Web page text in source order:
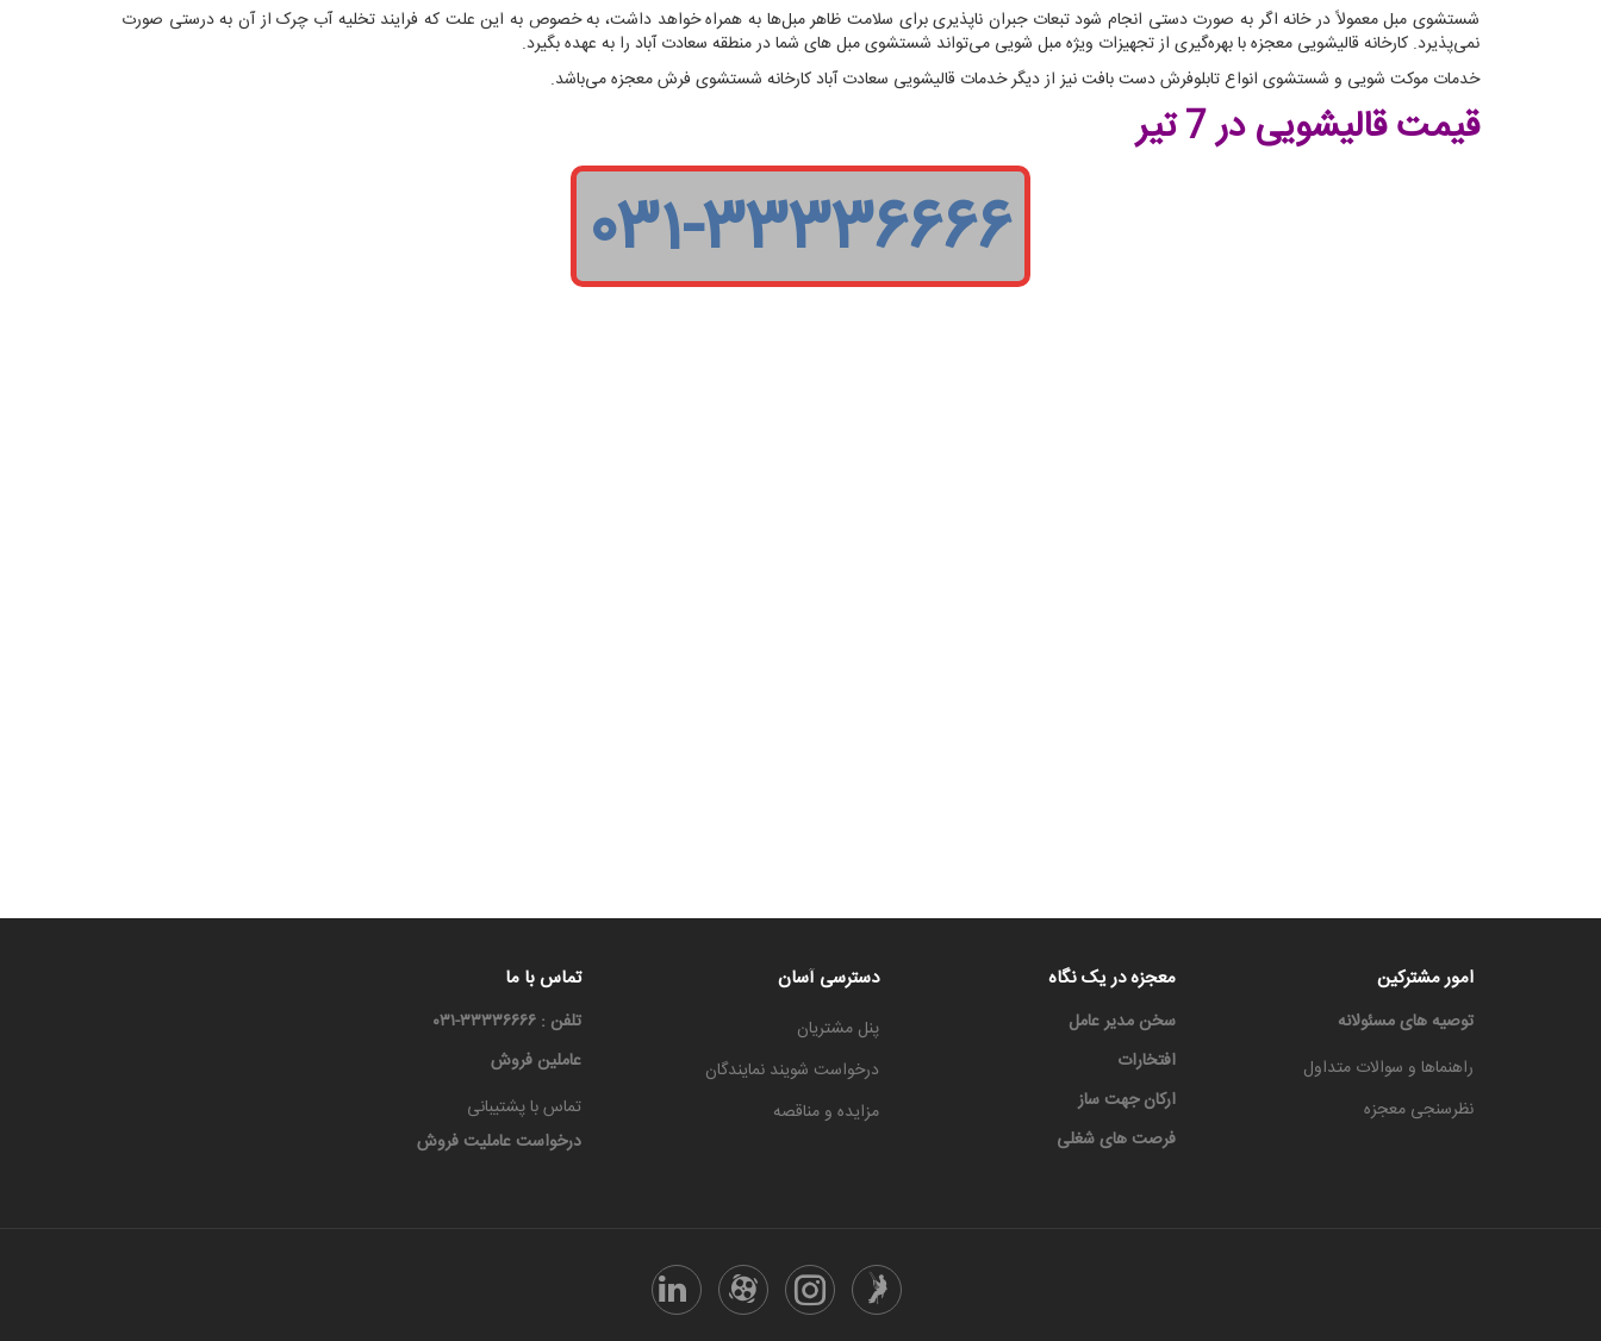
شستشوی مبل معمولاً در خانه اگر به صورت دستی انجام شود تبعات جبران ناپذیری برای سلامت ظاهر مبل‌ها به همراه خواهد داشت، به خصوص به این علت که فرایند تخلیه آب چرک از آن به درستی صورت
نمی‌پذیرد. کارخانه قالیشویی معجزه با بهره‌گیری از تجهیزات ویژه مبل شویی می‌تواند شستشوی مبل های شما در منطقه سعادت آباد را به عهده بگیرد.
خدمات موکت شویی و شستشوی انواع تابلوفرش دست بافت نیز از دیگر خدمات قالیشویی سعادت آباد کارخانه شستشوی فرش معجزه می‌باشد.
قیمت قالیشویی در 7 تیر
۰۳۱-۳۳۳۳۶۶۶۶
امور مشترکین
توصیه های مسئولانه
راهنماها و سوالات متداول
نظرسنجی معجزه
معجزه در یک نگاه
سخن مدیر عامل
افتخارات
ارکان جهت ساز
فرصت های شغلی
دسترسی آسان
پنل مشتریان
درخواست شویند نمایندگان
مزایده و مناقصه
تماس با ما
تلفن : ۳۳۳۳۶۶۶۶-۰۳۱
عاملین فروش
تماس با پشتیبانی
درخواست عاملیت فروش